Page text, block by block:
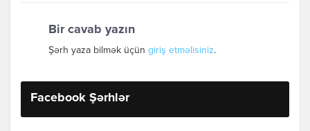
Bir cavab yazın
Şərh yaza bilmək üçün giriş etməlisiniz.
Facebook Şərhlər